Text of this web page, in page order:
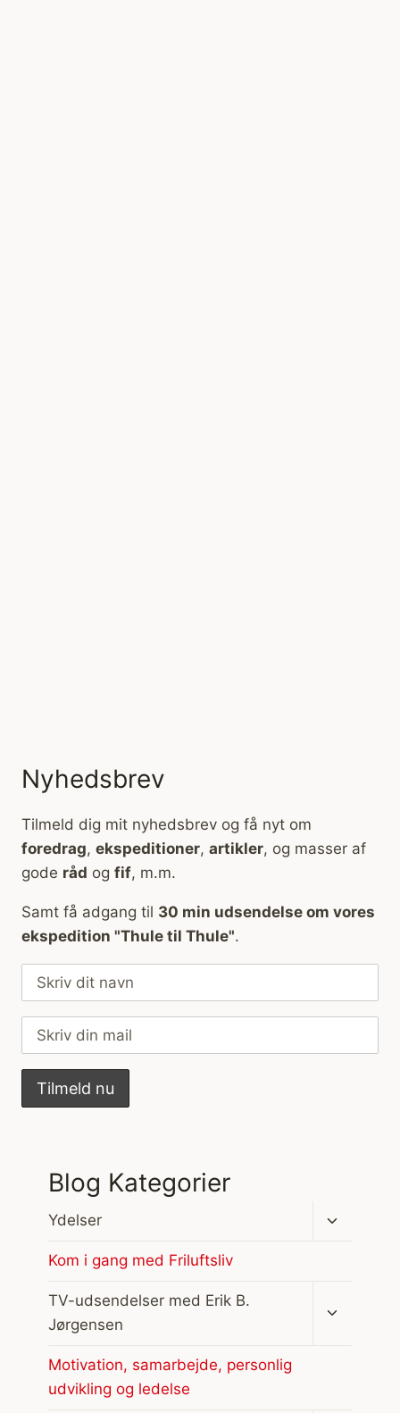
Nyhedsbrev
Tilmeld dig mit nyhedsbrev og få nyt om
foredrag, ekspeditioner, artikler, og masser af
gode råd og fif, m.m.
Samt få adgang til 30 min udsendelse om vores
ekspedition "Thule til Thule".
Blog Kategorier
Ydelser
Skift
Kom i gang med Friluftsliv
TV-udsendelser med Erik B.
Jørgensen
Motivation, samarbejde, personlig
udvikling og ledelse